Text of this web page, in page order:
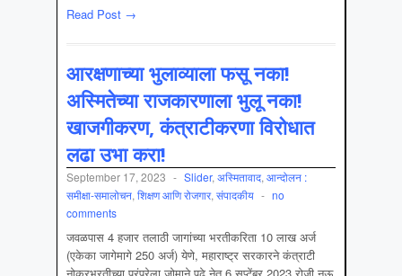
Read Post →
आरक्षणाच्या भुलाव्याला फसू नका!
अस्मितेच्या राजकारणाला भुलू नका!
खाजगीकरण, कंत्राटीकरणा विरोधात
लढा उभा करा!
September 17, 2023 - Slider, अस्मितावाद, आन्दोलन :
समीक्षा-समालोचन, शिक्षण आणि रोजगार, संपादकीय - no
comments
जवळपास 4 हजार तलाठी जागांच्या भरतीकरिता 10 लाख अर्ज
(एकेका जागेमागे 250 अर्ज) येणे, महाराष्ट्र सरकारने कंत्राटी